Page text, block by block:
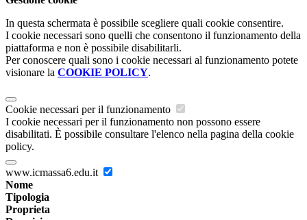
In questa schermata è possibile scegliere quali cookie consentire.
I cookie necessari sono quelli che consentono il funzionamento della
piattaforma e non è possibile disabilitarli.
Per conoscere quali sono i cookie necessari al funzionamento potete
visionare la COOKIE POLICY.
Cookie necessari per il funzionamento
I cookie necessari per il funzionamento non possono essere
disabilitati. È possibile consultare l'elenco nella pagina della cookie
policy.
www.icmassa6.edu.it
Nome
Tipologia
Proprieta